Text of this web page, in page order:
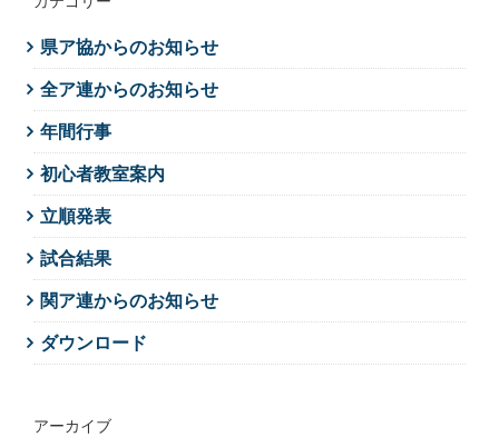
県ア協からのお知らせ
全ア連からのお知らせ
年間行事
初心者教室案内
立順発表
試合結果
関ア連からのお知らせ
ダウンロード
アーカイブ